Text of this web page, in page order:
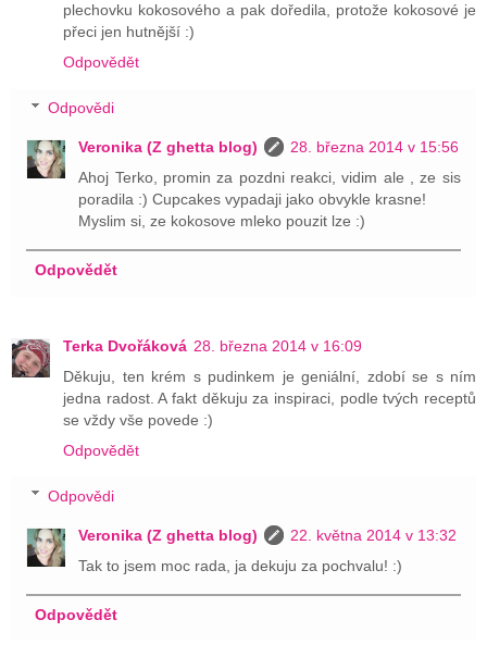
plechovku kokosového a pak doředila, protože kokosové je
přeci jen hutnější :)
Odpovědět
Odpovědi
Veronika (Z ghetta blog)
28. března 2014 v 15:56
Ahoj Terko, promin za pozdni reakci, vidim ale , ze sis
poradila :) Cupcakes vypadaji jako obvykle krasne!
Myslim si, ze kokosove mleko pouzit lze :)
Odpovědět
Terka Dvořáková 28. března 2014 v 16:09
Děkuju, ten krém s pudinkem je geniální, zdobí se s ním
jedna radost. A fakt děkuju za inspiraci, podle tvých receptů
se vždy vše povede :)
Odpovědět
Odpovědi
Veronika (Z ghetta blog)
22. května 2014 v 13:32
Tak to jsem moc rada, ja dekuju za pochvalu! :)
Odpovědět